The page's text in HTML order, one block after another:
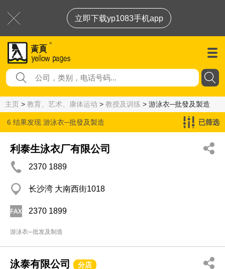
立即下载yp1083手机app
主页 > 教育、艺术、康体运动 > 教授及训练 > 游泳衣─批發及製造
6 结果发现 游泳衣─批發及製造 已筛选
利泰生泳衣厂有限公司
2370 1889
长沙湾 大南西街1018
2370 1899
游泳衣─批发及制造
泳泰有限公司 分店